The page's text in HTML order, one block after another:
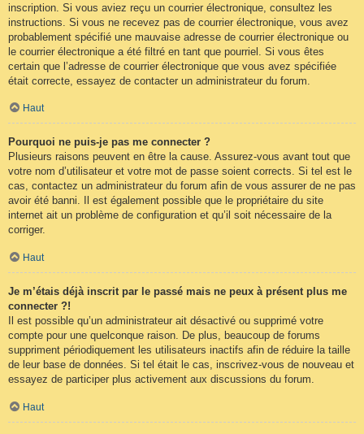
inscription. Si vous aviez reçu un courrier électronique, consultez les
instructions. Si vous ne recevez pas de courrier électronique, vous avez
probablement spécifié une mauvaise adresse de courrier électronique ou
le courrier électronique a été filtré en tant que pourriel. Si vous êtes
certain que l’adresse de courrier électronique que vous avez spécifiée
était correcte, essayez de contacter un administrateur du forum.
Haut
Pourquoi ne puis-je pas me connecter ?
Plusieurs raisons peuvent en être la cause. Assurez-vous avant tout que
votre nom d’utilisateur et votre mot de passe soient corrects. Si tel est le
cas, contactez un administrateur du forum afin de vous assurer de ne pas
avoir été banni. Il est également possible que le propriétaire du site
internet ait un problème de configuration et qu’il soit nécessaire de la
corriger.
Haut
Je m’étais déjà inscrit par le passé mais ne peux à présent plus me
connecter ?!
Il est possible qu’un administrateur ait désactivé ou supprimé votre
compte pour une quelconque raison. De plus, beaucoup de forums
suppriment périodiquement les utilisateurs inactifs afin de réduire la taille
de leur base de données. Si tel était le cas, inscrivez-vous de nouveau et
essayez de participer plus activement aux discussions du forum.
Haut